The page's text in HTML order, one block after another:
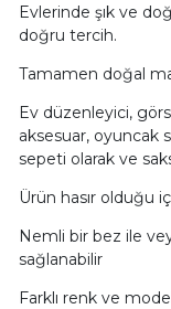
Evlerinde şık ve
doğru tercih.
Tamamen doğal
Ev düzenleyici,
aksesuar, oyuncak
sepeti olarak ve
Ürün hasır olduğu
Nemli bir bez ile
sağlanabilir
Farklı renk ve